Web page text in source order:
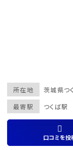
最寄駅 つくば駅
所在地 茨城県つ
口コミを投